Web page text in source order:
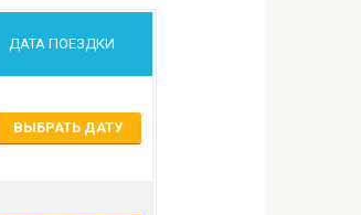
ДАТА ПОЕЗДКИ
ВЫБРАТЬ ДАТУ